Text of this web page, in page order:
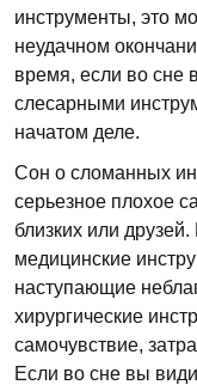
инструменты, это
неудачном
время, если во сне
слесарными
начатом деле.
Сон о сломанных
серьезное плохое
близких или
медицинские
наступающие
хирургические
самочувствие,
Если во сне вы